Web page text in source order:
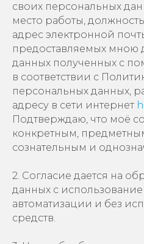
своих персональных
место работы,
адрес электронной
предоставляемых мною
данных полученных с
в соответствии с
персональных данных,
адресу в сети интернет
Подтверждаю, что моё
конкретным,
сознательным и
2. Согласие дается на
данных с
автоматизации и без
средств.